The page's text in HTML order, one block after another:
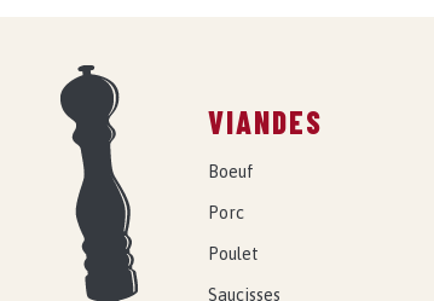
VIANDES
Boeuf
Porc
Poulet
Saucisses